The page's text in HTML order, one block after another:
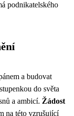
podnikatelského
a budovat
do světa
a ambicí. Žádost
na této vzrušující